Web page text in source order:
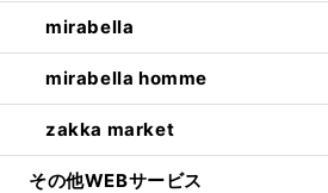
mirabella
mirabella homme
zakka market
その他WEBサービス